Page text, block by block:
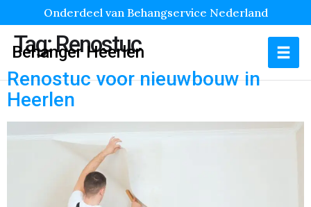
Onderdeel van Behangservice Nederland
Behanger Heerlen
Tag:Renostuc
Renostuc voor nieuwbouw in
Heerlen